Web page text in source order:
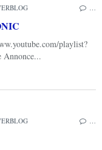
playlist?